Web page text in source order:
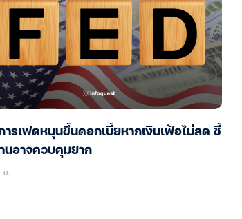
ารเฟดหนุนขึ้นดอกเบี้ยหากเงินเฟ้อไม่ลด ชี้
นอาจควบคุมยาก
.